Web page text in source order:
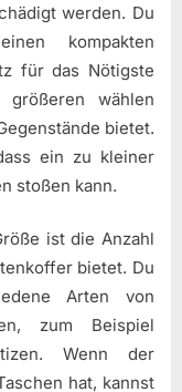
werden. Du
kompakten
für das Nötigste
wählen
bietet.
ein zu kleiner
stoßen kann.
ist die Anzahl
bietet. Du
Arten von
zum Beispiel
Wenn der
hat, kannst